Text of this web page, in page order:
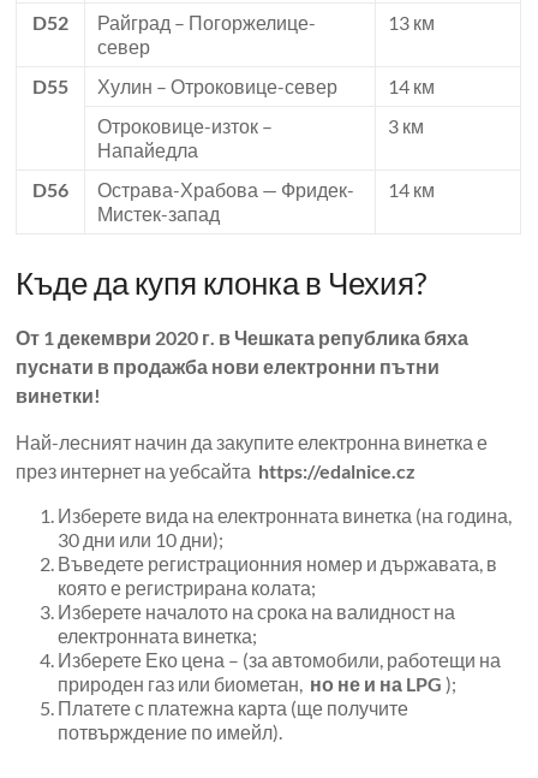
D52
Райград – Погоржелице-
север
13 км
D55 Хулин – Отроковице-север
14 км
Отроковице-изток –
Напайедла
3 км
D56
Острава-Храбова — Фридек-
Мистек-запад
14 км
Къде да купя клонка в Чехия?
От 1 декември 2020 г. в Чешката република бяха
пуснати в продажба нови електронни пътни
винетки!
Най-лесният начин да закупите електронна винетка е
през интернет на уебсайта https://edalnice.cz
Изберете вида на електронната винетка (на година,
30 дни или 10 дни);
Въведете регистрационния номер и държавата, в
която е регистрирана колата;
Изберете началото на срока на валидност на
електронната винетка;
Изберете Еко цена – (за автомобили, работещи на
природен газ или биометан, но не и на LPG );
Платете с платежна карта (ще получите
потвърждение по имейл).